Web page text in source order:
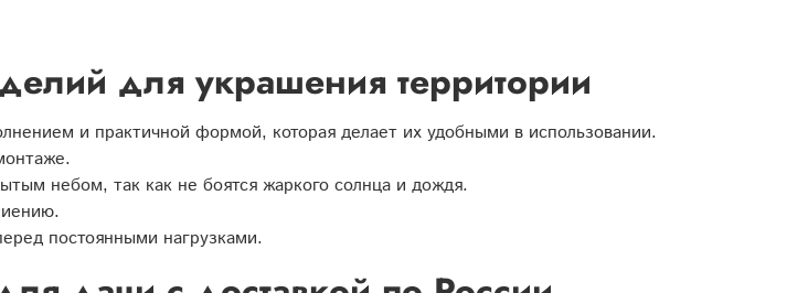
для украшения территории
и практичной формой, которая делает их удобными в использовании.
небом, так как не боятся жаркого солнца и дождя.
постоянными нагрузками.